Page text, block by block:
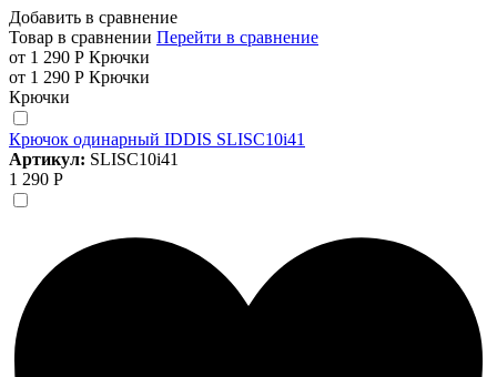
Добавить в сравнение
Товар в сравнении Перейти в сравнение
от 1 290 Р Крючки
от 1 290 Р Крючки
Крючки
Крючок одинарный IDDIS SLISC10i41
Артикул: SLISC10i41
1 290 Р